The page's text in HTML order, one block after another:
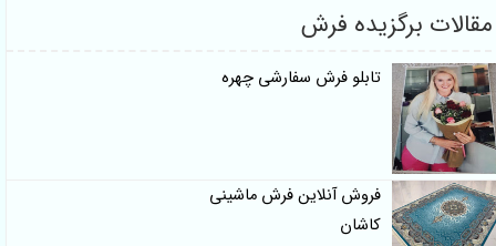
برگزیده فرش
تابلو فرش سفارشی چهره
فروش آنلاین فرش ماشینی
کاشان